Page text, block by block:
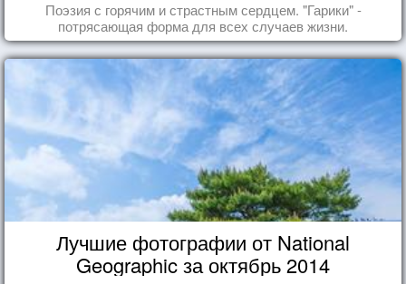
Поэзия с горячим и страстным сердцем. "Гарики" -
потрясающая форма для всех случаев жизни.
Лучшие фотографии от National
Geographic за октябрь 2014